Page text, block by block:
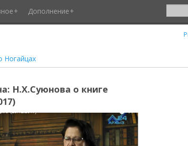
Дополнение
Ногайцах
Н.Х.Суюнова о книге